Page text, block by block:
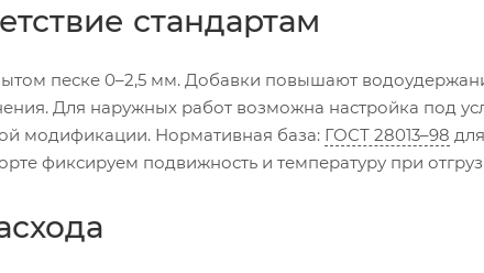
стандартам
песке 0–2,5 мм. Добавки повышают
Для наружных работ возможна настройка под
модификации. Нормативная база: ГОСТ 28013–98
фиксируем подвижность и температуру при